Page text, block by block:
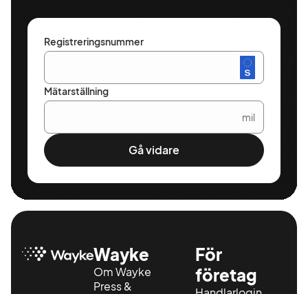
Registreringsnummer
Mätarställning
mil
Gå vidare
Wayke
Om Wayke
Press &
För
företag